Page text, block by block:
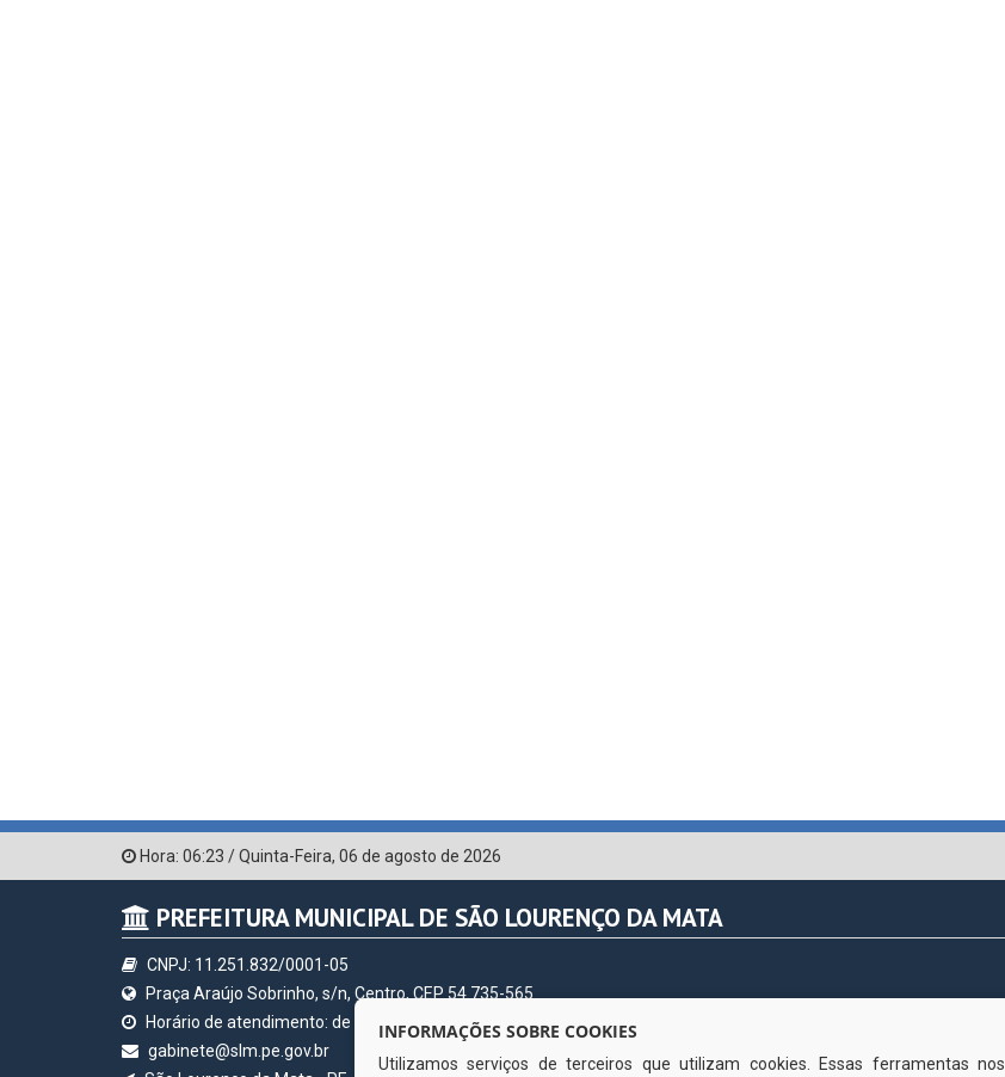
Hora: 06:23 /Quinta-Feira, 06 de agosto de 2026
PREFEITURA MUNICIPAL DE SÃO LOURENÇO DA MATA
CNPJ: 11.251.832/0001-05
Praça Araújo Sobrinho, s/n, Centro, CEP 54.735-565
Horário de atendimento: de segunda à sexta, a partir das 07h às 13hs (exceto nos feriados)
gabinete@slm.pe.gov.br
INFORMAÇÕES SOBRE COOKIES
Utilizamos serviços de terceiros que utilizam cookies. Essas ferramentas nos